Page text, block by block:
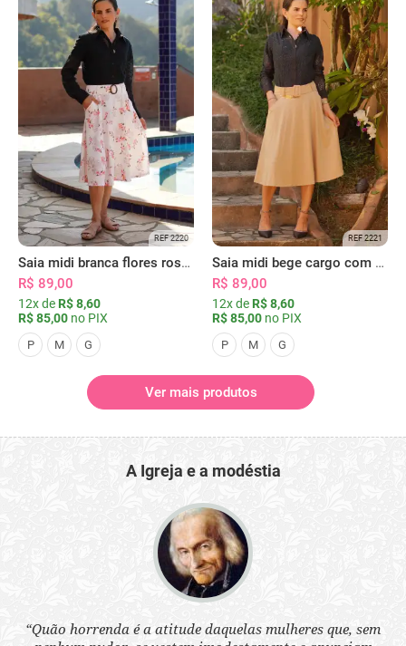
REF 2220
Saia midi branca flores rosas com bolsos
R$ 89,00
12x de R$ 8,60
R$ 85,00 no PIX
P M G
REF 2221
Saia midi bege cargo com bolsos
R$ 89,00
12x de R$ 8,60
R$ 85,00 no PIX
P M G
Ver mais produtos
A Igreja e a modéstia
“Quão horrenda é a atitude daquelas mulheres que, sem